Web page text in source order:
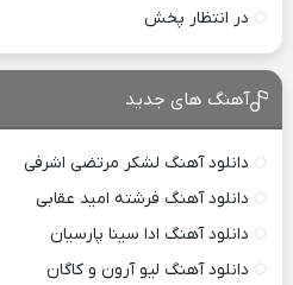
در انتظار پخش
آهنگ های جدید
دانلود آهنگ لشکر مرتضی اشرفی
دانلود آهنگ فرشته امید عقابی
دانلود آهنگ ادا سینا پارسیان
دانلود آهنگ لیو آرون و کاگان